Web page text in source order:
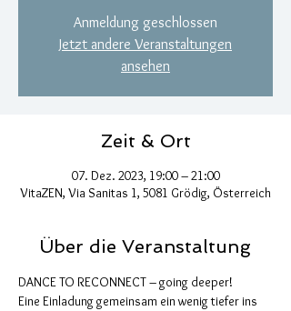
Anmeldung geschlossen
Jetzt andere Veranstaltungen
ansehen
Zeit & Ort
07. Dez. 2023, 19:00 – 21:00
VitaZEN, Via Sanitas 1, 5081 Grödig, Österreich
Über die Veranstaltung
DANCE TO RECONNECT – going deeper!
Eine Einladung gemeinsam ein wenig tiefer ins